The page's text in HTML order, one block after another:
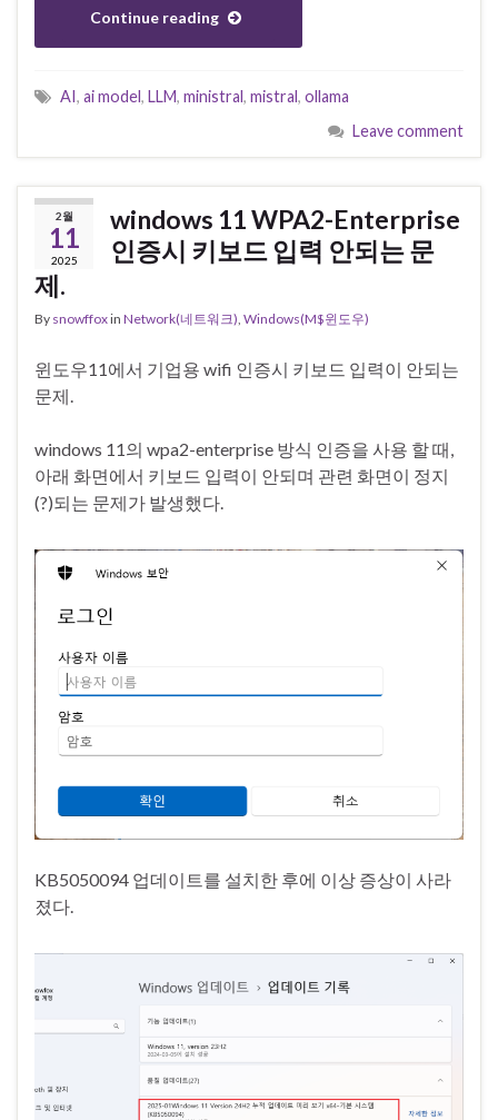
Continue reading
AI, ai model, LLM, ministral, mistral, ollama
Leave comment
2월
11
2025
windows 11 WPA2-Enterprise
인증시 키보드 입력 안되는 문
제.
By snowffoxin Network(네트워크) Windows(M$윈도우)
윈도우11에서 기업용 wifi 인증시 키보드 입력이 안되는
문제.
windows 11의 wpa2-enterprise 방식 인증을 사용 할 때,
아래 화면에서 키보드 입력이 안되며 관련 화면이 정지
(?)되는 문제가 발생했다.
KB5050094 업데이트를 설치한 후에 이상 증상이 사라
졌다.